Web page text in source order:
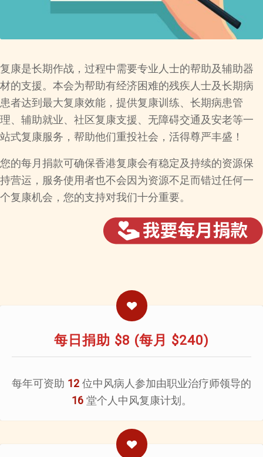
复康是长期作战，过程中需要专业人士的帮助及辅助器
材的支援。本会为帮助有经济困难的残疾人士及长期病
患者达到最大复康效能，提供复康训练、长期病患管
理、辅助就业、社区复康支援、无障碍交通及安老等一
站式复康服务，帮助他们重投社会，活得尊严丰盛！
您的每月捐款可确保香港复康会有稳定及持续的资源保
持营运，服务使用者也不会因为资源不足而错过任何一
个复康机会，您的支持对我们十分重要。
每日捐助 $8 (每月 $240)
每年可资助 12 位中风病人参加由职业治疗师领导的
16堂个人中风复康计划。